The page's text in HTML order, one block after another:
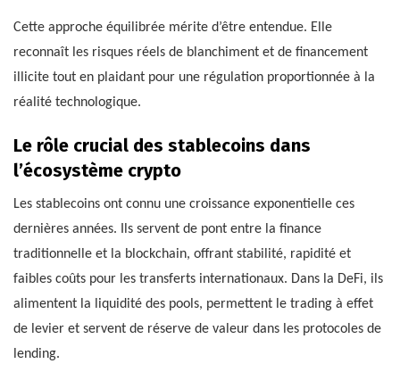
Cette approche équilibrée mérite d’être entendue. Elle
reconnaît les risques réels de blanchiment et de financement
illicite tout en plaidant pour une régulation proportionnée à la
réalité technologique.
Le rôle crucial des stablecoins dans
l’écosystème crypto
Les stablecoins ont connu une croissance exponentielle ces
dernières années. Ils servent de pont entre la finance
traditionnelle et la blockchain, offrant stabilité, rapidité et
faibles coûts pour les transferts internationaux. Dans la DeFi, ils
alimentent la liquidité des pools, permettent le trading à effet
de levier et servent de réserve de valeur dans les protocoles de
lending.